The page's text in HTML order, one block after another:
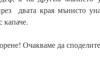
двата края мънисто
капаче.
Очакваме да